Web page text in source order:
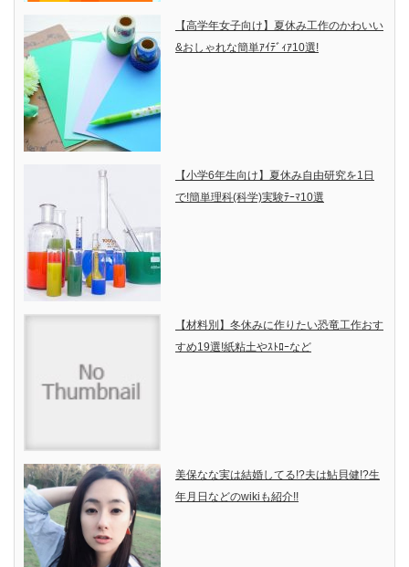
【高学年女子向け】夏休み工作のかわいい
&おしゃれな簡単ｱｲﾃﾞｨｱ10選!
【小学6年生向け】夏休み自由研究を1日
で!簡単理科(科学)実験ﾃｰﾏ10選
【材料別】冬休みに作りたい恐竜工作おす
すめ19選!紙粘土やｽﾄﾛｰなど
美保なな実は結婚してる!?夫は鮎貝健!?生
年月日などのwikiも紹介!!